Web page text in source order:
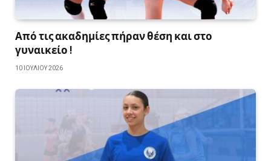
Από τις ακαδημίες πήραν θέση και στο
γυναικείο !
10 ΙΟΥΛΊΟΥ 2026